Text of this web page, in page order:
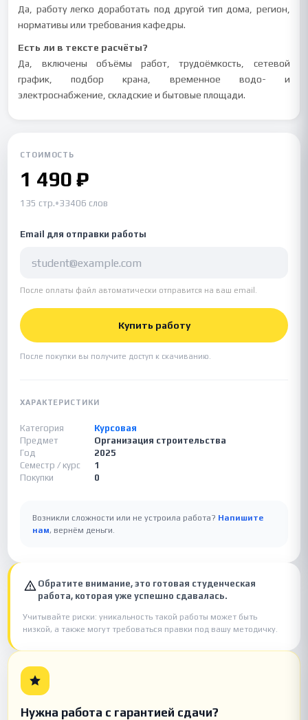
Да, работу легко доработать под другой тип дома, регион,
нормативы или требования кафедры.
Есть ли в тексте расчёты?
Да, включены объёмы работ, трудоёмкость, сетевой
график, подбор крана, временное водо- и
электроснабжение, складские и бытовые площади.
СТОИМОСТЬ
1 490 ₽
135 стр.•33406 слов
Email для отправки работы
После оплаты файл автоматически отправится на ваш email.
Купить работу
После покупки вы получите доступ к скачиванию.
ХАРАКТЕРИСТИКИ
Категория
Курсовая
Предмет
Организация строительства
Год
2025
Семестр / курс
1
Покупки
0
Возникли сложности или не устроила работа? Напишите
нам, вернём деньги.
Обратите внимание, это готовая студенческая
работа, которая уже успешно сдавалась.
Учитывайте риски: уникальность такой работы может быть
низкой, а также могут требоваться правки под вашу методичку.
Нужна работа с гарантией сдачи?